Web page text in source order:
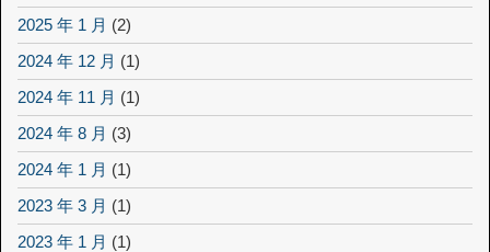
2025 年 1 月 (2)
2024 年 12 月 (1)
2024 年 11 月 (1)
2024 年 8 月 (3)
2024 年 1 月 (1)
2023 年 3 月 (1)
2023 年 1 月 (1)